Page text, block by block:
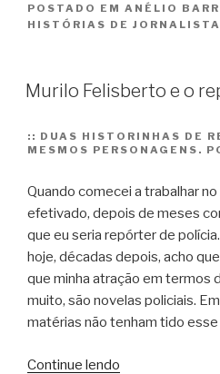
certo
de
POSTADO EM ANÉLIO
HISTÓRIAS DE
Murilo Felisberto e o
:: DUAS HISTORINHAS DE
MESMOS PERSONAGENS.
Quando comecei a trabalhar no
efetivado, depois de meses
que eu seria repórter de
hoje, décadas depois, acho
que minha atração em termos
muito, são novelas policiais.
matérias não tenham tido
Continue lendo